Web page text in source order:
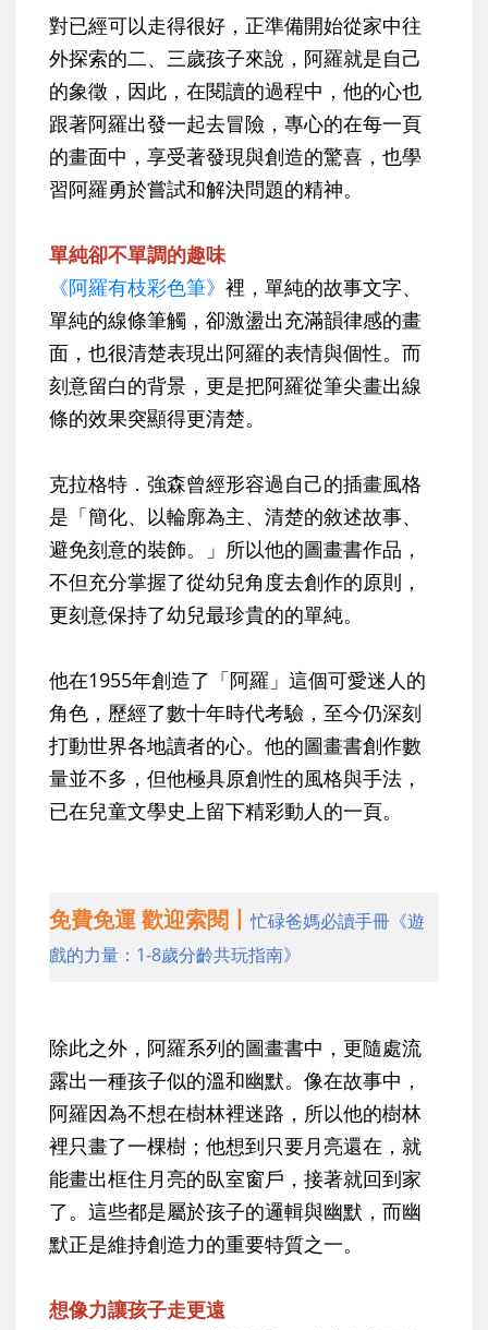
對已經可以走得很好，正準備開始從家中往
外探索的二、三歲孩子來說，阿羅就是自己
的象徵，因此，在閱讀的過程中，他的心也
跟著阿羅出發一起去冒險，專心的在每一頁
的畫面中，享受著發現與創造的驚喜，也學
習阿羅勇於嘗試和解決問題的精神。
單純卻不單調的趣味
《阿羅有枝彩色筆》 裡，單純的故事文字、
單純的線條筆觸，卻激盪出充滿韻律感的畫
面，也很清楚表現出阿羅的表情與個性。而
刻意留白的背景，更是把阿羅從筆尖畫出線
條的效果突顯得更清楚。
克拉格特．強森曾經形容過自己的插畫風格
是「簡化、以輪廓為主、清楚的敘述故事、
避免刻意的裝飾。」所以他的圖畫書作品，
不但充分掌握了從幼兒角度去創作的原則，
更刻意保持了幼兒最珍貴的的單純。
他在1955年創造了「阿羅」這個可愛迷人的
角色，歷經了數十年時代考驗，至今仍深刻
打動世界各地讀者的心。他的圖畫書創作數
量並不多，但他極具原創性的風格與手法，
已在兒童文學史上留下精彩動人的一頁。
免費免運 歡迎索閱丨忙碌爸媽必讀手冊《遊
戲的力量：1-8歲分齡共玩指南》
除此之外，阿羅系列的圖畫書中，更隨處流
露出一種孩子似的溫和幽默。像在故事中，
阿羅因為不想在樹林裡迷路，所以他的樹林
裡只畫了一棵樹；他想到只要月亮還在，就
能畫出框住月亮的臥室窗戶，接著就回到家
了。這些都是屬於孩子的邏輯與幽默，而幽
默正是維持創造力的重要特質之一。
想像力讓孩子走更遠